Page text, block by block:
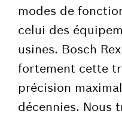
modes de
celui des
usines. Bosch
fortement cette
précision
décennies. Nous